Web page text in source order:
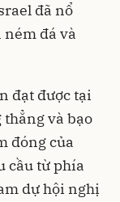
đã nổ
đá và
đạt được tại
và bạo
đóng của
cầu từ phía
dự hội nghị